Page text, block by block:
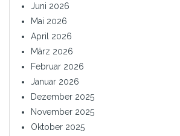
Juni 2026
Mai 2026
April 2026
März 2026
Februar 2026
Januar 2026
Dezember 2025
November 2025
Oktober 2025